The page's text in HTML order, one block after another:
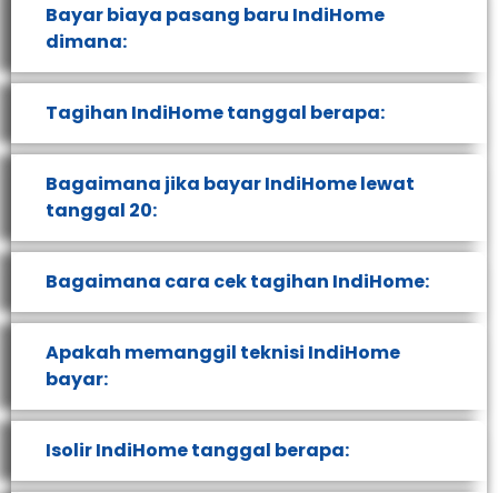
Bayar biaya pasang baru IndiHome
dimana:
Tagihan IndiHome tanggal berapa:
Bagaimana jika bayar IndiHome lewat
tanggal 20:
Bagaimana cara cek tagihan IndiHome:
Apakah memanggil teknisi IndiHome
bayar:
Isolir IndiHome tanggal berapa: